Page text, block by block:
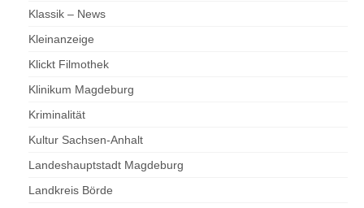
Klassik – News
Kleinanzeige
Klickt Filmothek
Klinikum Magdeburg
Kriminalität
Kultur Sachsen-Anhalt
Landeshauptstadt Magdeburg
Landkreis Börde